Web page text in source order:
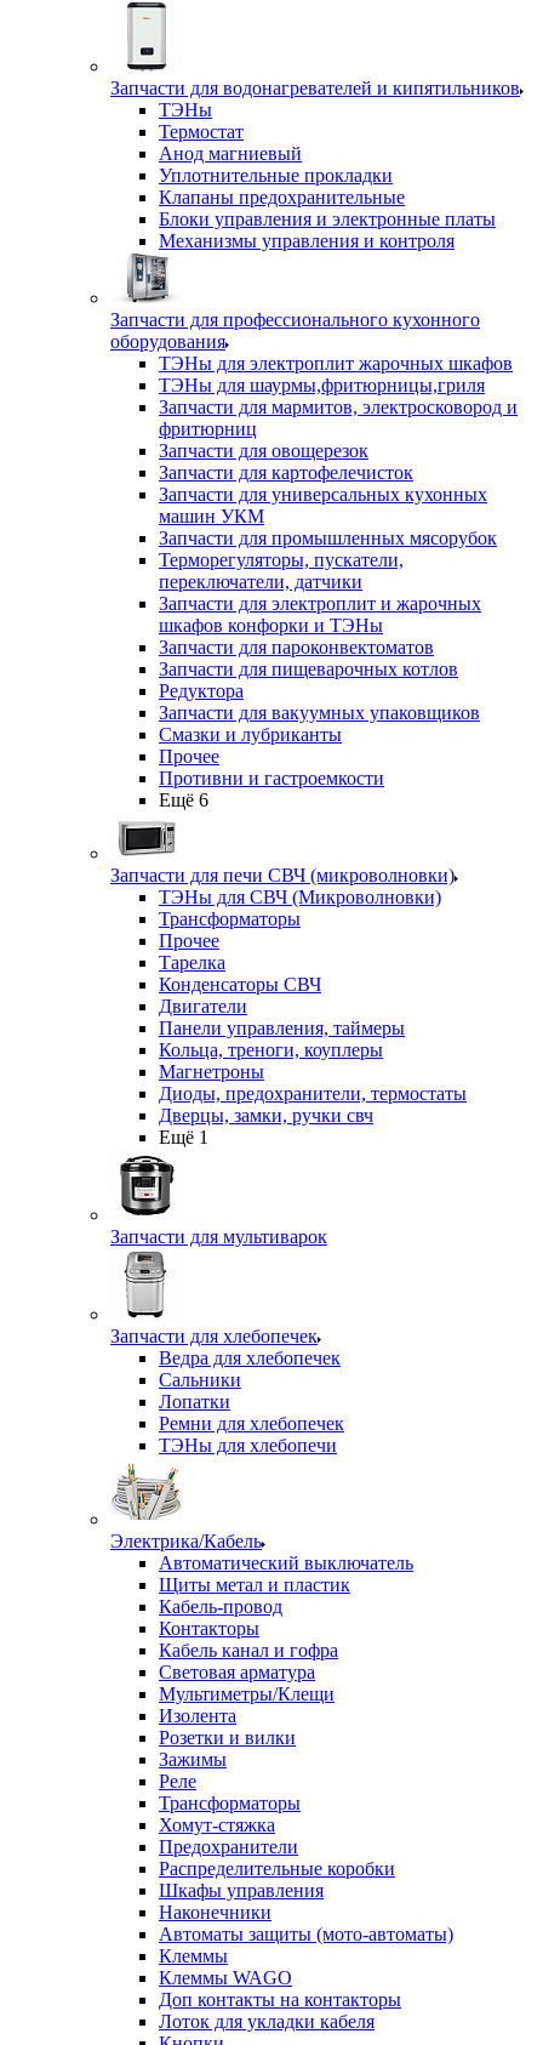
Запчасти для водонагревателей и кипятильников
ТЭНы
Термостат
Анод магниевый
Уплотнительные прокладки
Клапаны предохранительные
Блоки управления и электронные платы
Механизмы управления и контроля
Запчасти для профессионального кухонного
оборудования
ТЭНы для электроплит жарочных шкафов
ТЭНы для шаурмы,фритюрницы,гриля
Запчасти для мармитов, электросковород и
фритюрниц
Запчасти для овощерезок
Запчасти для картофелечисток
Запчасти для универсальных кухонных
машин УКМ
Запчасти для промышленных мясорубок
Терморегуляторы, пускатели,
переключатели, датчики
Запчасти для электроплит и жарочных
шкафов конфорки и ТЭНы
Запчасти для пароконвектоматов
Запчасти для пищеварочных котлов
Редуктора
Запчасти для вакуумных упаковщиков
Смазки и лубриканты
Прочее
Противни и гастроемкости
Ещё 6
Запчасти для печи СВЧ (микроволновки)
ТЭНы для СВЧ (Микроволновки)
Трансформаторы
Прочее
Тарелка
Конденсаторы СВЧ
Двигатели
Панели управления, таймеры
Кольца, треноги, коуплеры
Магнетроны
Диоды, предохранители, термостаты
Дверцы, замки, ручки свч
Ещё 1
Запчасти для мультиварок
Запчасти для хлебопечек
Ведра для хлебопечек
Сальники
Лопатки
Ремни для хлебопечек
ТЭНы для хлебопечи
Электрика/Кабель
Автоматический выключатель
Щиты метал и пластик
Кабель-провод
Контакторы
Кабель канал и гофра
Световая арматура
Мультиметры/Клещи
Изолента
Розетки и вилки
Зажимы
Реле
Трансформаторы
Хомут-стяжка
Предохранители
Распределительные коробки
Шкафы управления
Наконечники
Автоматы защиты (мото-автоматы)
Клеммы
Клеммы WAGO
Доп контакты на контакторы
Лоток для укладки кабеля